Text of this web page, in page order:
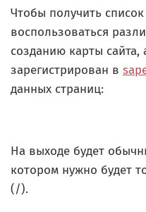
Чтобы получить
воспользоваться
созданию карты сайта,
зарегистрирован в
данных страниц:
На выходе будет
котором нужно будет
(/).